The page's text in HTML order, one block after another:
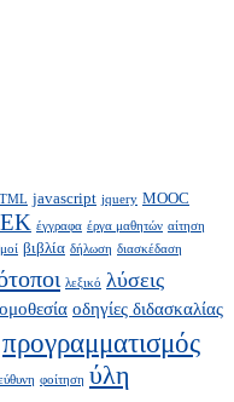
javascript jquery MOOC
έγγραφα έργα μαθητών αίτηση
βιβλία δήλωση διασκέδαση
λεξικό λύσεις
οδηγίες διδασκαλίας
προγραμματισμός
φοίτηση ύλη